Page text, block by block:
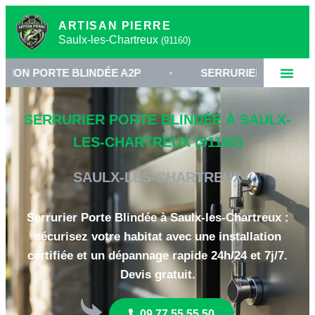
ARTISAN PIERRE
Saulx-les-Chartreux (91160)
BLINDÉE A2P • SERRURIER SAULX-LES-
SERRURIER PORTE BLINDÉE À SAULX-
LES-CHARTREUX (91160)
SAULX-LES-CHARTREUX
Serrurier Porte Blindée à Saulx-les-Chartreux :
sécurisez votre habitat avec une installation
certifiée et un dépannage rapide 24h/24 et 7j/7.
Devis gratuit.